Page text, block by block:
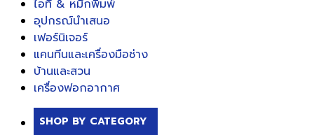
ไอที & หมึกพิมพ์
อุปกรณ์นำเสนอ
เฟอร์นิเจอร์
แคนทีนและเครื่องมือช่าง
บ้านและสวน
เครื่องฟอกอากาศ
SHOP BY CATEGORY